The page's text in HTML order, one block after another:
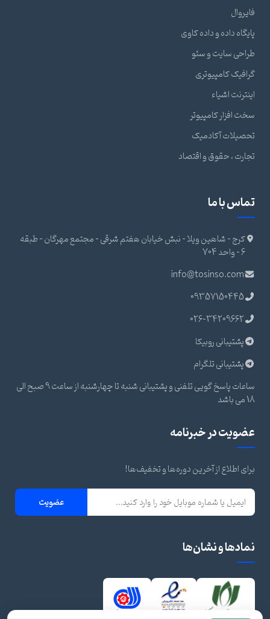
فایروال
پایگاه داده و داده کاوی
طراحی سایت و سئو
گرافیک کامپیوتری
اینترنت اشیاء
سخت افزار کامپیوتر
تحصیلات آکادمیک
تجارت ، حقوق و اقتصاد
تماس با ما
کرج - شاهین ویلا - نبش خیابان هفتم شرقی - مجتمع مهرگان - طبقه
6 - واحد 704
info@tosinso.com
09357150445
026-34209662
پشتیبانی روبیکا
پشتیبانی تلگرام
ساعات پاسخ گویی تلفنی و پشتیبانی شنبه تا چهارشنبه از ساعت 9 صبح الی
18 می باشد
عضویت در خبرنامه
برای اطلاع از آخرین دوره‌ها و تخفیف‌ها!
عضویت
نمادها و نشان‌ها